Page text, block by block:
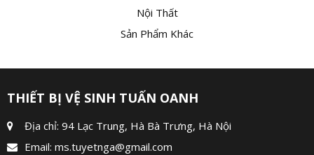
Nội Thất
Sản Phẩm Khác
THIẾT BỊ VỆ SINH TUẤN OANH
Địa chỉ: 94 Lạc Trung, Hà Bà Trưng, Hà Nội
Email: ms.tuyetnga@gmail.com